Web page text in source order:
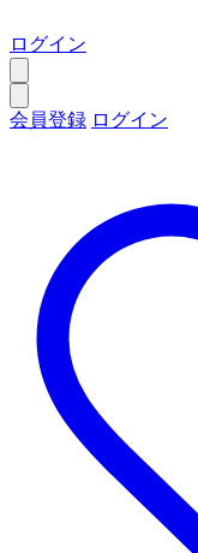
ログイン
会員登録 ログイン